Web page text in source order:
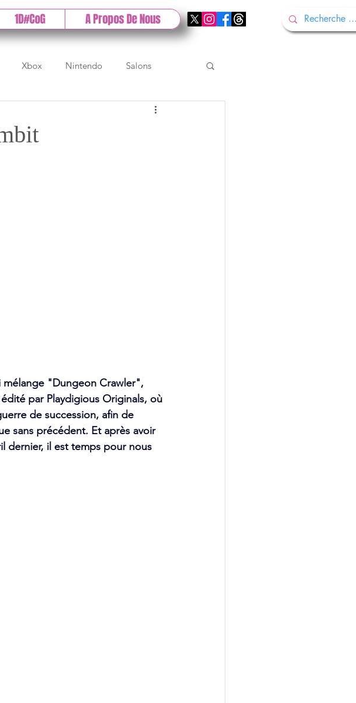
1D#CoG A Propos De Nous
Xbox Nintendo Salons
Gamescom
mélange "Dungeon Crawler",
par Playdigious Originals, où
de succession, afin de
sans précédent. Et après avoir
dernier, il est temps pour nous